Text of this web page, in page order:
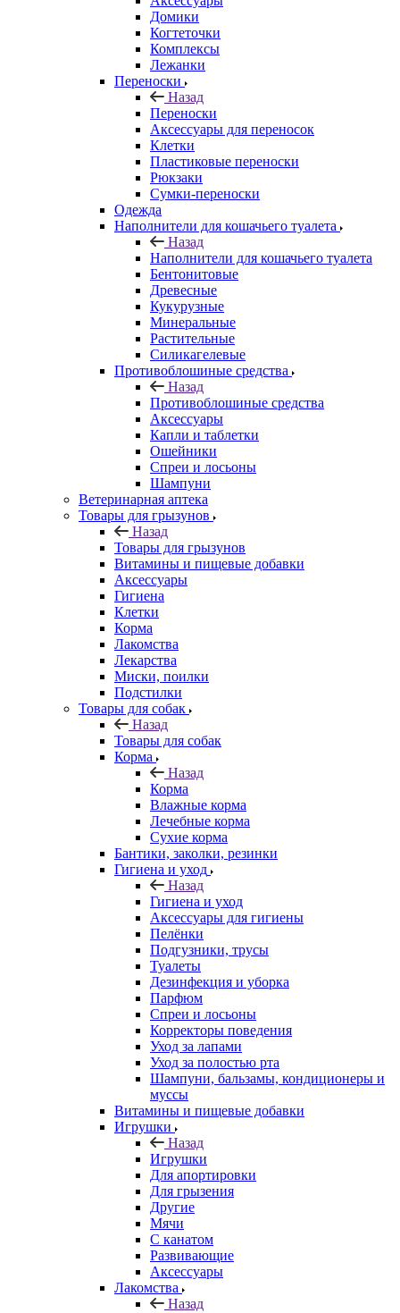
Домики
Когтеточки
Комплексы
Лежанки
Переноски
Назад
Переноски
Аксессуары для переносок
Клетки
Пластиковые переноски
Рюкзаки
Сумки-переноски
Одежда
Наполнители для кошачьего туалета
Назад
Наполнители для кошачьего туалета
Бентонитовые
Древесные
Кукурузные
Минеральные
Растительные
Силикагелевые
Противоблошиные средства
Назад
Противоблошиные средства
Аксессуары
Капли и таблетки
Ошейники
Спреи и лосьоны
Шампуни
Ветеринарная аптека
Товары для грызунов
Назад
Товары для грызунов
Витамины и пищевые добавки
Аксессуары
Гигиена
Клетки
Корма
Лакомства
Лекарства
Миски, поилки
Подстилки
Товары для собак
Назад
Товары для собак
Корма
Назад
Корма
Влажные корма
Лечебные корма
Сухие корма
Бантики, заколки, резинки
Гигиена и уход
Назад
Гигиена и уход
Аксессуары для гигиены
Пелёнки
Подгузники, трусы
Туалеты
Дезинфекция и уборка
Парфюм
Спреи и лосьоны
Корректоры поведения
Уход за лапами
Уход за полостью рта
Шампуни, бальзамы, кондиционеры и
муссы
Витамины и пищевые добавки
Игрушки
Назад
Игрушки
Для апортировки
Для грызения
Другие
Мячи
С канатом
Развивающие
Аксессуары
Лакомства
Назад